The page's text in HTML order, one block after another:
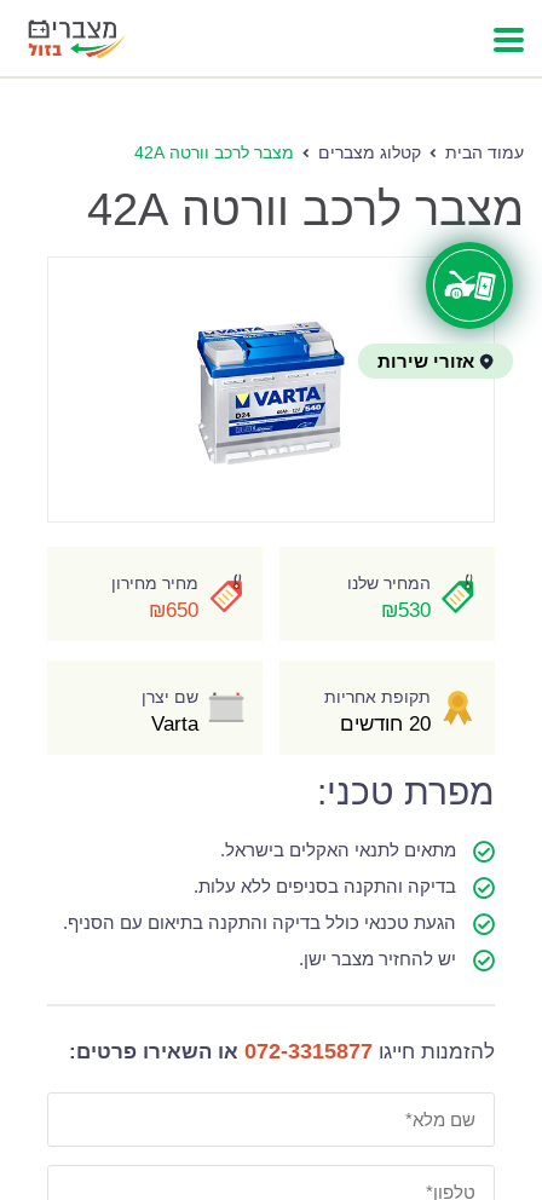
עמוד הבית קטלוג מצברים מצבר לרכב וורטה 42A
מצבר לרכב וורטה 42A
המחיר שלנו
₪530
מחיר מחירון
₪650
תקופת אחריות
20 חודשים
שם יצרן
Varta
מפרת טכני:
מתאים לתנאי האקלים בישראל.
בדיקה והתקנה בסניפים ללא עלות.
הגעת טכנאי כולל בדיקה והתקנה בתיאום עם הסניף.
יש להחזיר מצבר ישן.
להזמנות חייגו 072-3315877 או השאירו פרטים:
אזורי שירות